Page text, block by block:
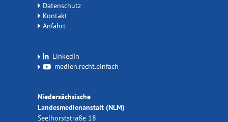
Datenschutz
Kontakt
Anfahrt
LinkedIn
medien.recht.einfach
Niedersächsische
Landesmedienanstalt (NLM)
Seelhorststraße 18